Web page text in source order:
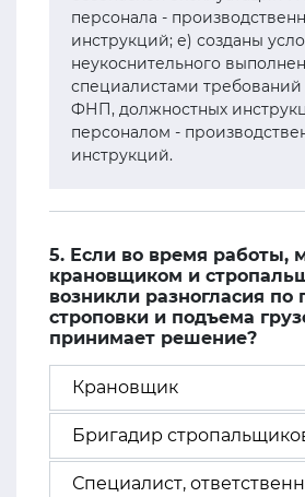
персонала -
инструкций; е) созданы
неукоснительного
специалистами
ФНП, должностных
персоналом -
инструкций.
5. Если во время работы,
крановщиком и
возникли разногласия по
строповки и подъема
принимает решение?
Крановщик
Бригадир
Специалист,